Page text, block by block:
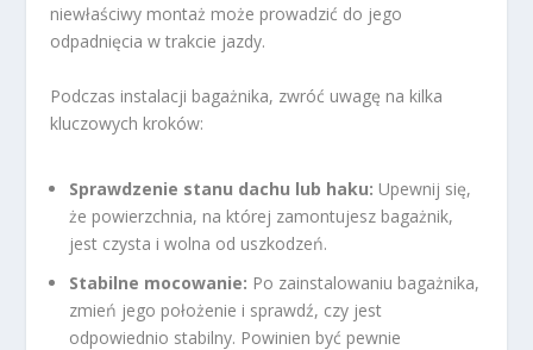
niewłaściwy montaż może prowadzić do jego
odpadnięcia w trakcie jazdy.
Podczas instalacji bagażnika, zwróć uwagę na kilka
kluczowych kroków:
Sprawdzenie stanu dachu lub haku: Upewnij się,
że powierzchnia, na której zamontujesz bagażnik,
jest czysta i wolna od uszkodzeń.
Stabilne mocowanie: Po zainstalowaniu bagażnika,
zmień jego położenie i sprawdź, czy jest
odpowiednio stabilny. Powinien być pewnie